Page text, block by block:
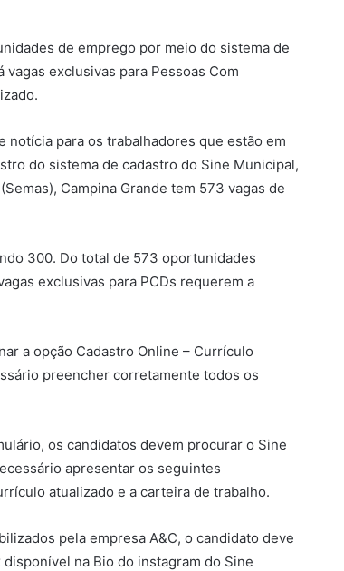
de emprego por meio do sistema de
exclusivas para Pessoas Com
notícia para os trabalhadores que estão em
do sistema de cadastro do Sine Municipal,
Campina Grande tem 573 vagas de
300. Do total de 573 oportunidades
exclusivas para PCDs requerem a
a opção Cadastro Online – Currículo
preencher corretamente todos os
os candidatos devem procurar o Sine
apresentar os seguintes
atualizado e a carteira de trabalho.
pela empresa A&C, o candidato deve
na Bio do instagram do Sine